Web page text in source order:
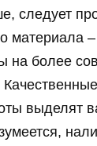
следует
материала
на более
выделят